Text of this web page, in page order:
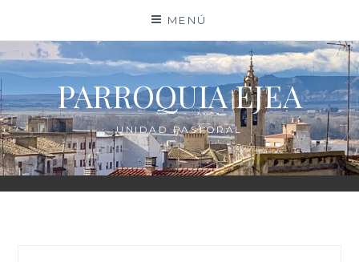
contenido
MENÚ
PARROQUIA EJEA
UNIDAD PASTORAL